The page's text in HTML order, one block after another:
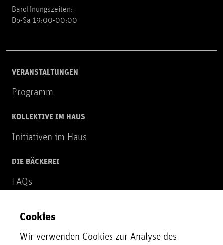
Baröffnungszeiten:
Do-Sa 19:00-00:00
VERANSTALTUNGEN
Programm
KOLLEKTIVE IM HAUS
Initiativen im Haus
DIE BÄCKEREI
FAQs
NEWSLETTER
Zur Newsletter Anmeldung
Cookies
Wir verwenden Cookies zur Analyse des